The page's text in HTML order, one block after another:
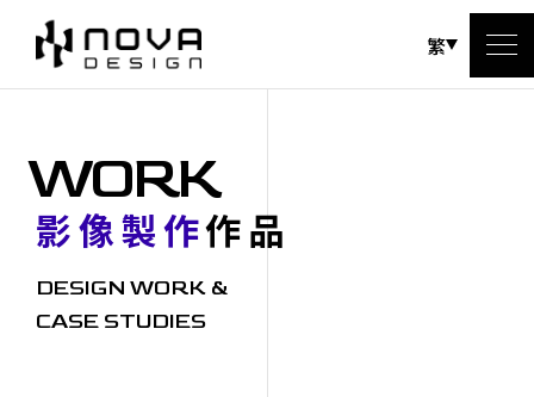
繁
WORK
影像製作作品
DESIGN WORK &
CASE STUDIES